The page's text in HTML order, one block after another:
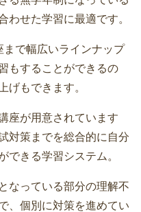
わせた学習に最適です。
で幅広いラインナップ
もすることができるの
げもできます。
座が用意されています
対策までを総合的に自分
できる学習システム。
なっている部分の理解不
、個別に対策を進めてい